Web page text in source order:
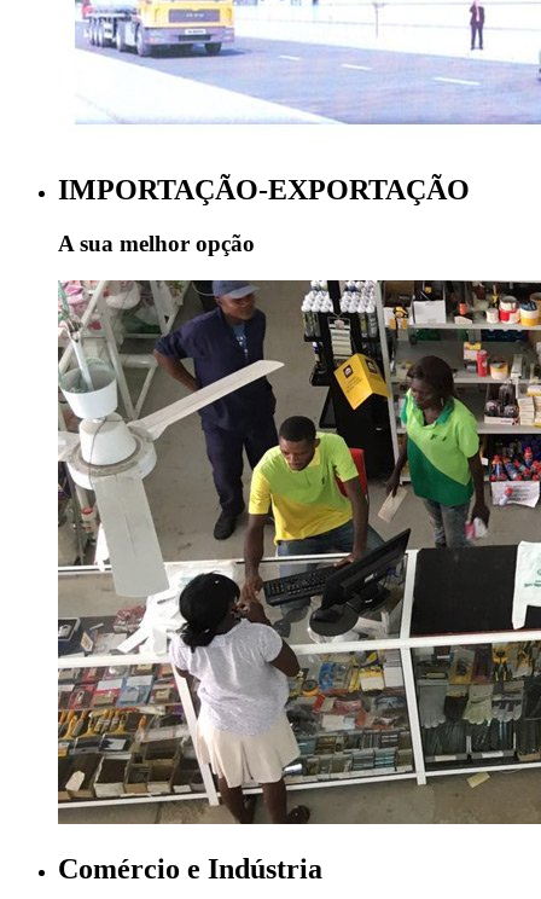
IMPORTAÇÃO-EXPORTAÇÃO
A sua melhor opção
Comércio e Indústria